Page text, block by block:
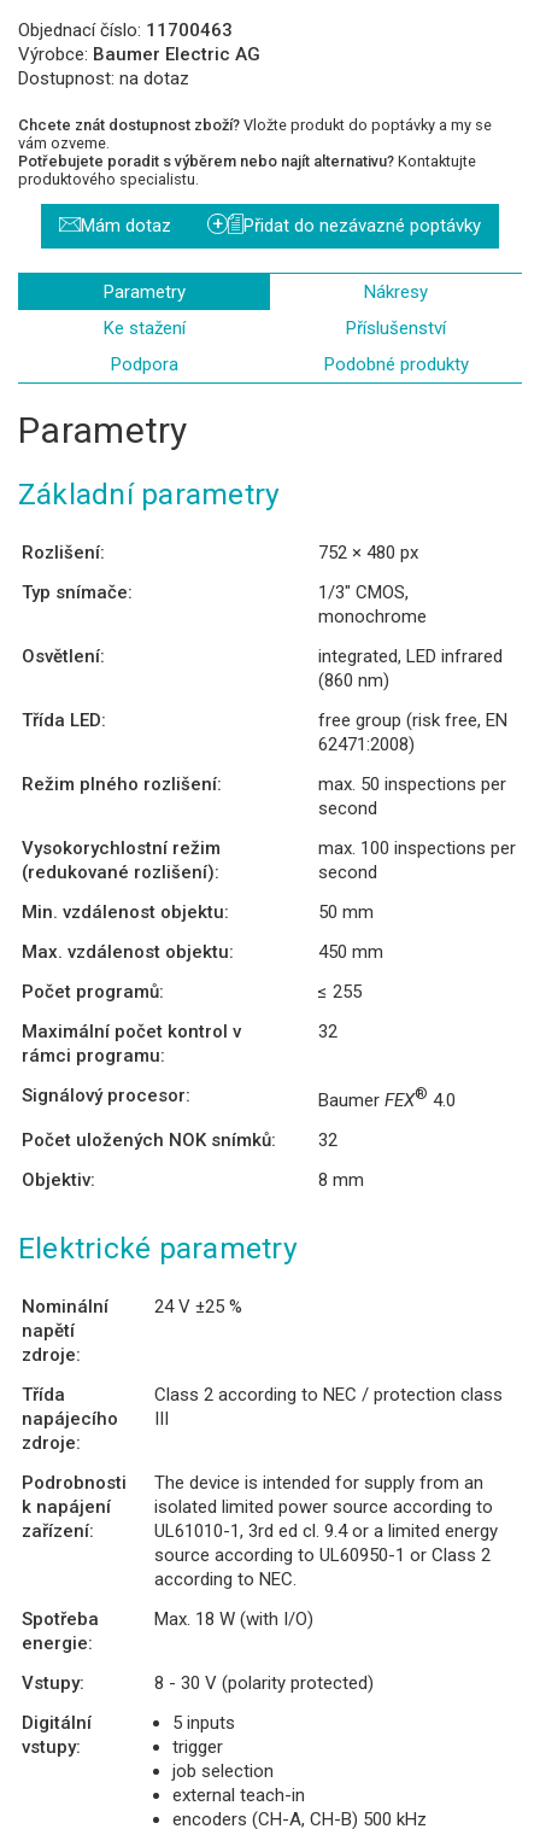
Objednací číslo: 11700463
Výrobce: Baumer Electric AG
Dostupnost: na dotaz
Chcete znát dostupnost zboží? Vložte produkt do poptávky a my se
vám ozveme.
Potřebujete poradit s výběrem nebo najít alternativu? Kontaktujte
produktového specialistu.
Mám dotaz + Přidat do nezávazné poptávky
Parametry
Nákresy
Ke stažení
Příslušenství
Podpora
Podobné produkty
Parametry
Základní parametry
Rozlišení:
752 × 480 px
Typ snímače:
1/3″ CMOS,
monochrome
Osvětlení:
integrated, LED infrared
(860 nm)
Třída LED:
free group (risk free, EN
62471:2008)
Režim plného rozlišení:
max. 50 inspections per
second
Vysokorychlostní režim
(redukované rozlišení):
max. 100 inspections per
second
Min. vzdálenost objektu:
50 mm
Max. vzdálenost objektu:
450 mm
Počet programů:
≤ 255
Maximální počet kontrol v
rámci programu:
32
Signálový procesor: Baumer FEX® 4.0
Počet uložených NOK snímků:
32
Objektiv:
8 mm
Elektrické parametry
Nominální
napětí
zdroje:
24 V ±25 %
Třída
napájecího
zdroje:
Class 2 according to NEC / protection class
III
Podrobnosti
k napájení
zařízení:
The device is intended for supply from an
isolated limited power source according to
UL61010-1, 3rd ed cl. 9.4 or a limited energy
source according to UL60950-1 or Class 2
according to NEC.
Spotřeba
energie:
Max. 18 W (with I/O)
Vstupy:
8 - 30 V (polarity protected)
Digitální
vstupy:
5 inputs
trigger
job selection
external teach-in
encoders (CH-A, CH-B) 500 kHz